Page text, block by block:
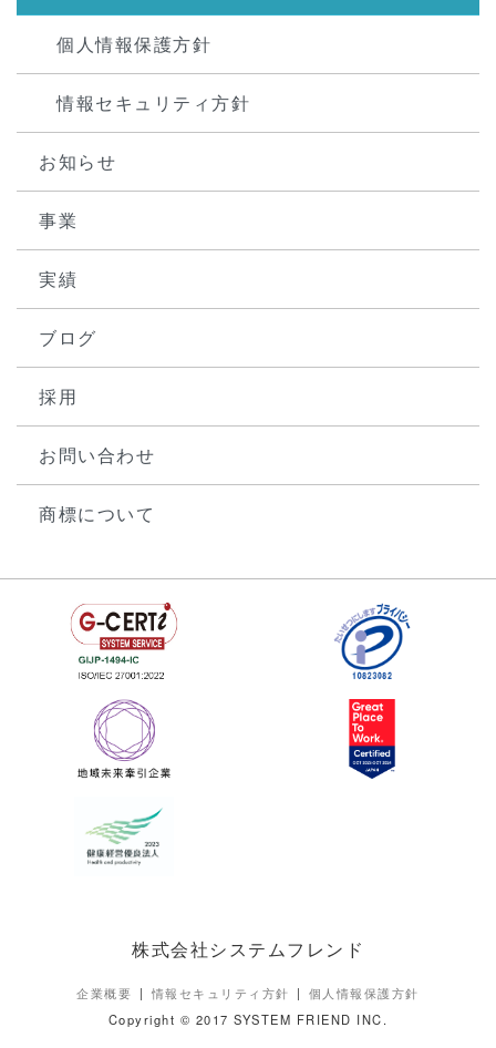
個人情報保護方針
情報セキュリティ方針
お知らせ
事業
実績
ブログ
採用
お問い合わせ
商標について
株式会社システムフレンド
企業概要 情報セキュリティ方針
個人情報保護方針
Copyright © 2017 SYSTEM FRIEND INC.